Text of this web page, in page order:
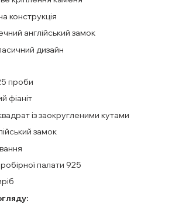
конструкція
англійський замок
дизайн
проби
фіаніт
із заокругленими кутами
замок
палати 925